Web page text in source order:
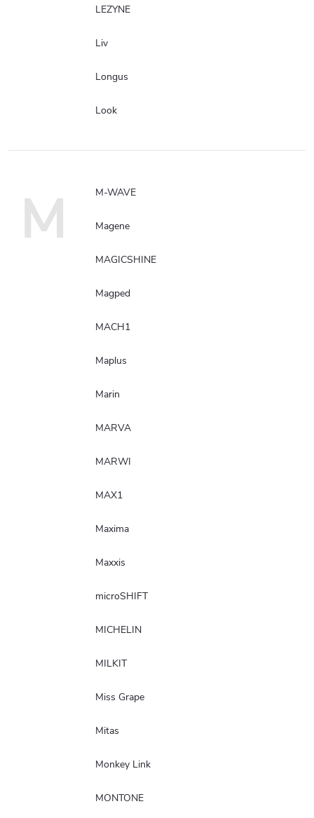
LEZYNE
Liv
Longus
Look
M M-WAVE
Magene
MAGICSHINE
Magped
MACH1
Maplus
Marin
MARVA
MARWI
MAX1
Maxima
Maxxis
microSHIFT
MICHELIN
MILKIT
Miss Grape
Mitas
Monkey Link
MONTONE